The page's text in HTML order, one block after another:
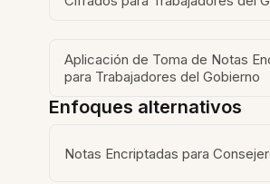
Aplicación de Toma de Notas
para Trabajadores del Gobierno
Enfoques alternativos
Notas Encriptadas para